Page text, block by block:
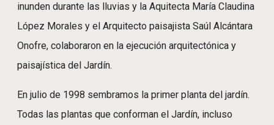
inunden durante las lluvias y la Aquitecta María Claudina
López Morales y el Arquitecto paisajista Saúl Alcántara
Onofre, colaboraron en la ejecución arquitectónica y
paisajística del Jardín.
En julio de 1998 sembramos la primer planta del jardín.
Todas las plantas que conforman el Jardín, incluso